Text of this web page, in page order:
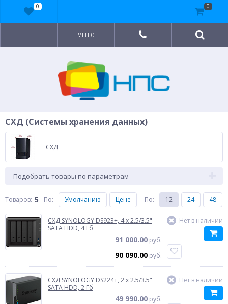
МЕНЮ
СХД (Системы хранения данных)
СХД
Подобрать товары по параметрам
Товаров: 5 По: Умолчанию Цене По: 12 24 48
СХД SYNOLOGY DS923+, 4 x 2.5/3.5"
SATA HDD, 4 Гб
91 000.00 руб.
90 090.00 руб.
Нет в наличии
СХД SYNOLOGY DS224+, 2 x 2.5/3.5"
SATA HDD, 2 Гб
49 990.00 руб.
Нет в наличии
0 0